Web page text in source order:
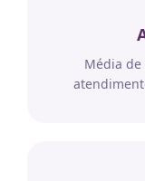
Média